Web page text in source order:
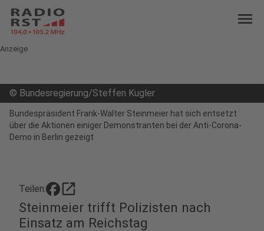
menu
Anzeige
© Bundesregierung/Steffen Kugler
Bundespräsident Frank-Walter Steinmeier hat sich entsetzt
über die Aktionen einiger Demonstranten bei der Anti-Corona-
Demo in Berlin gezeigt
Teilen: open_in_new
Steinmeier trifft Polizisten nach
Einsatz am Reichstag